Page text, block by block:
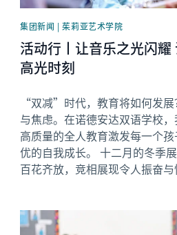
集团新闻 | 茱莉亚艺术学院
活动行丨让音乐之光闪
高光时刻
“双减”时代，教育将如何发
与焦虑。在诺德安达双语学校
高质量的全人教育激发每一个
优的自我成长。 十二月的冬季
百花齐放，竞相展现令人振奋与
News image